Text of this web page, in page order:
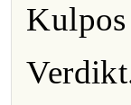
Kulpos